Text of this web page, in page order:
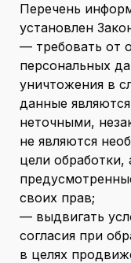
Перечень
установлен
— требовать от
персональных
уничтожения в
данные
неточными,
не являются
цели
своих прав;
— выдвигать
согласия при
в целях